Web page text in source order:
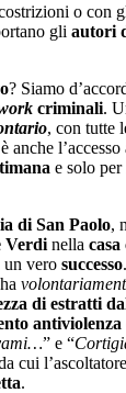
o con
gli autori
? Siamo
criminali.
, con tutte
anche l’accesso
e solo per
di San Paolo,
Verdi nella
un vero successo
ha
di estratti
antiviolenza
” e “
cui
.